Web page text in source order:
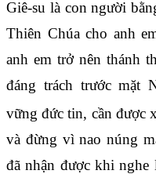
Giê-su là con người
Thiên Chúa cho anh
anh em trở nên thánh
đáng trách trước mặt
vững đức tin, cần được
và đừng vì nao núng
đã nhận được khi